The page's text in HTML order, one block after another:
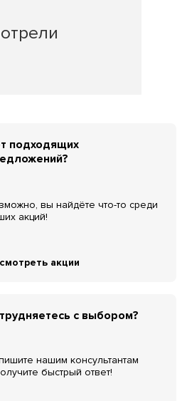
подходящих
вы найдёте что-то среди
акций!
акции
с выбором?
нашим консультантам
быстрый ответ!